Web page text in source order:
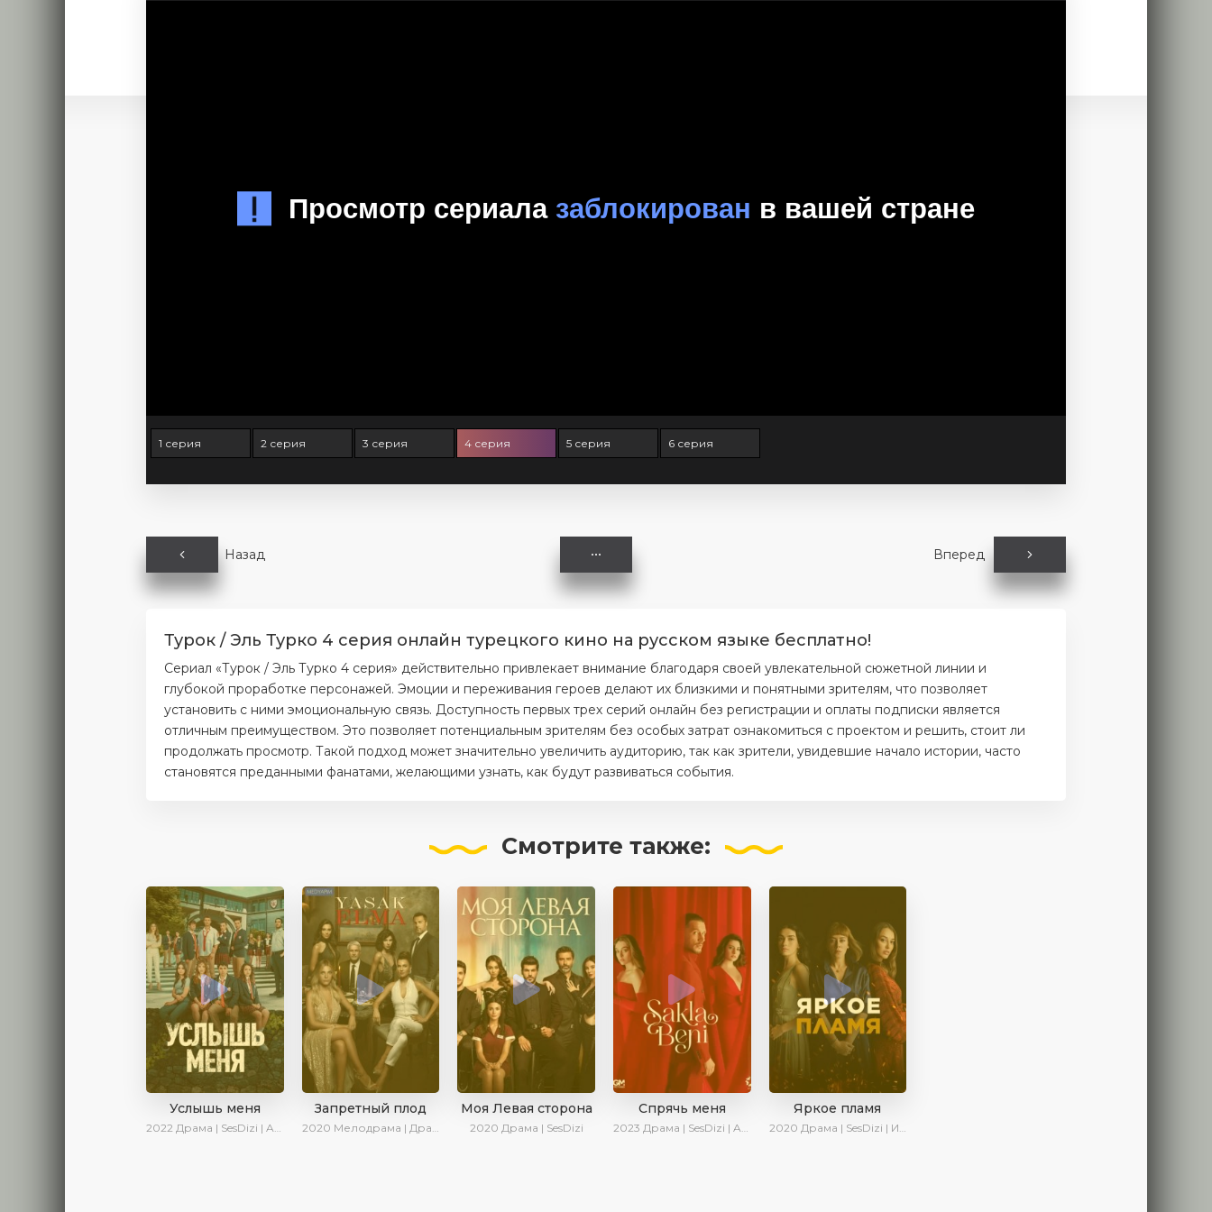
1 серия 2 серия 3 серия 4 серия 5 серия 6 серия
Назад Вперед
Турок / Эль Турко 4 серия онлайн турецкого кино на русском языке бесплатно!
Сериал «Турок / Эль Турко 4 серия» действительно привлекает внимание благодаря своей увлекательной сюжетной линии и
глубокой проработке персонажей. Эмоции и переживания героев делают их близкими и понятными зрителям, что позволяет
установить с ними эмоциональную связь. Доступность первых трех серий онлайн без регистрации и оплаты подписки является
отличным преимуществом. Это позволяет потенциальным зрителям без особых затрат ознакомиться с проектом и решить, стоит ли
продолжать просмотр. Такой подход может значительно увеличить аудиторию, так как зрители, увидевшие начало истории, часто
становятся преданными фанатами, желающими узнать, как будут развиваться события.
Смотрите также:
Услышь меня
2022 Драма | SesDizi | AveTurk | Turok1990
Запретный плод
2020 Мелодрама | Драма | SesDizi
Моя Левая сторона
2020 Драма | SesDizi
Спрячь меня
2023 Драма | SesDizi | AveTurk | AlisaDirilis | Сериалы 2023
Яркое пламя
2020 Драма | SesDizi | Ирина Котова